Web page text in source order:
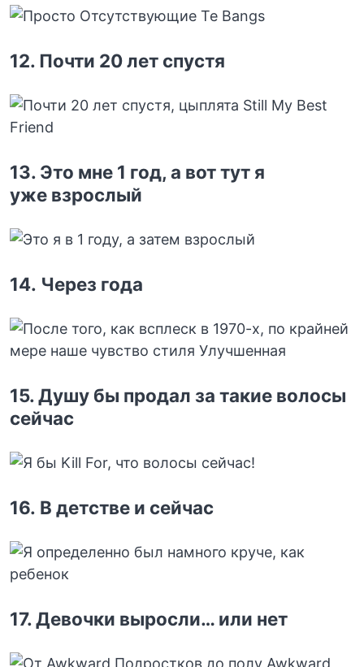
12. Почти 20 лет спустя
13. Это мне 1 год, а вот тут я
уже взрослый
14. Через года
15. Душу бы продал за такие волосы
сейчас
16. В детстве и сейчас
17. Девочки выросли… или нет